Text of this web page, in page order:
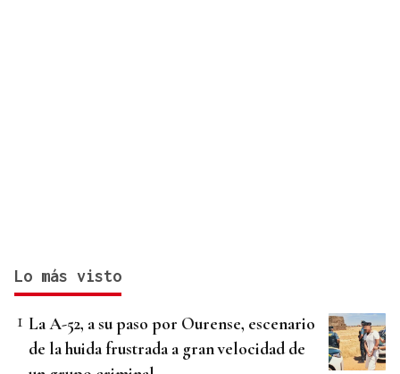
Lo más visto
La A-52, a su paso por Ourense, escenario
de la huida frustrada a gran velocidad de